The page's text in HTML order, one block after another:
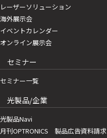
レーザーソリューション
海外展示会
イベントカレンダー
オンライン展示会
セミナー
セミナー一覧
光製品/企業
光製品Navi
月刊OPTRONICS 製品広告資料請求